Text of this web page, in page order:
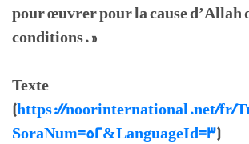
pour œuvrer pour la cause d’Allah
conditions. »
Texte
(https://noorinternational.net/fr/
SoraNum=52&LanguageId=3)